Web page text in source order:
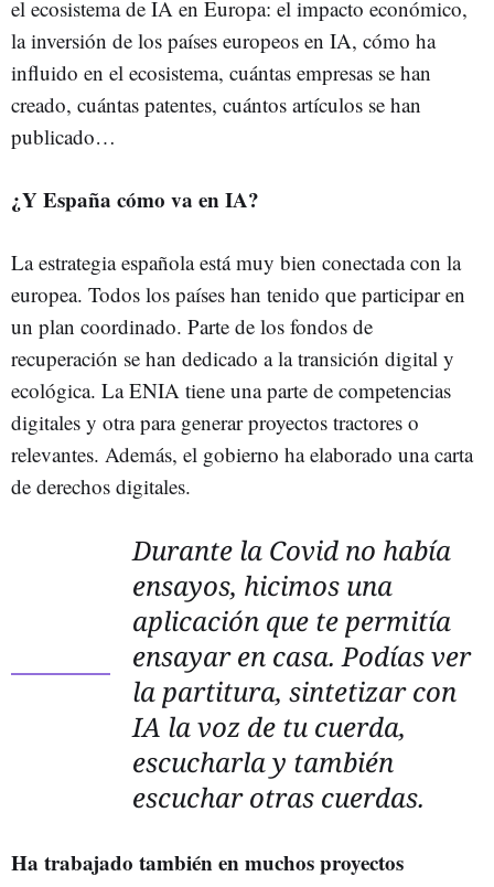
el ecosistema de IA en Europa: el impacto económico,
la inversión de los países europeos en IA, cómo ha
influido en el ecosistema, cuántas empresas se han
creado, cuántas patentes, cuántos artículos se han
publicado…
¿Y España cómo va en IA?
La estrategia española está muy bien conectada con la
europea. Todos los países han tenido que participar en
un plan coordinado. Parte de los fondos de
recuperación se han dedicado a la transición digital y
ecológica. La ENIA tiene una parte de competencias
digitales y otra para generar proyectos tractores o
relevantes. Además, el gobierno ha elaborado una carta
de derechos digitales.
Durante la Covid no había
ensayos, hicimos una
aplicación que te permitía
ensayar en casa. Podías ver
la partitura, sintetizar con
IA la voz de tu cuerda,
escucharla y también
escuchar otras cuerdas.
Ha trabajado también en muchos proyectos